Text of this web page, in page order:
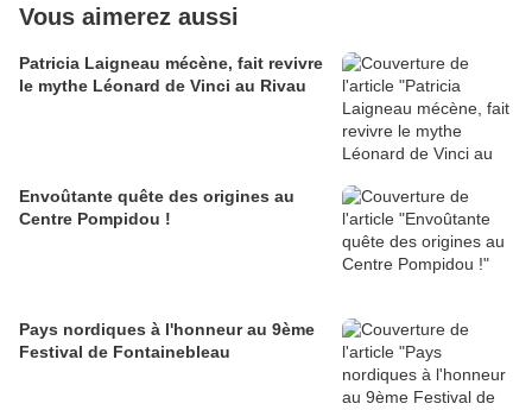
Vous aimerez aussi
Patricia Laigneau mécène, fait revivre
le mythe Léonard de Vinci au Rivau
Envoûtante quête des origines au
Centre Pompidou !
Pays nordiques à l'honneur au 9ème
Festival de Fontainebleau